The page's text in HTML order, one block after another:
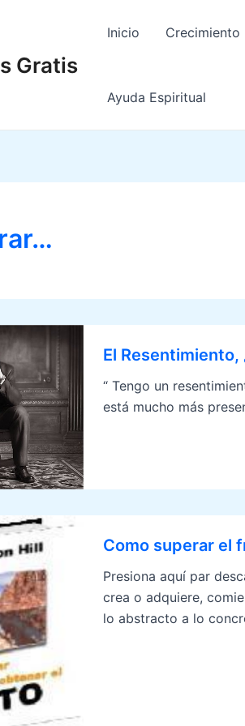
Gratis
Inicio Crecimiento
Ayuda Espiritual
El Resentimiento,
“ Tengo un
está mucho más
Como superar el
Presiona aquí par
crea o adquiere,
lo abstracto a lo